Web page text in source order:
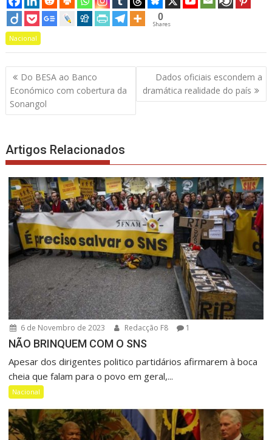
0
Shares
Nacional
Navegação
de
artigos
Do BESA ao Banco
Económico com cobertura da
Sonangol
Dados oficiais escondem a
dramática realidade do país
Artigos Relacionados
6 de Novembro de 2023 Redacção F8 1
NÃO BRINQUEM COM O SNS
Apesar dos dirigentes politico partidários afirmarem à boca
cheia que falam para o povo em geral,...
Nacional